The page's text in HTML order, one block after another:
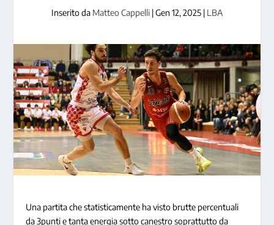
Inserito da Matteo Cappelli |Gen 12, 2025 | LBA
Una partita che statisticamente ha visto brutte percentuali
da 3punti e tanta energia sotto canestro soprattutto da